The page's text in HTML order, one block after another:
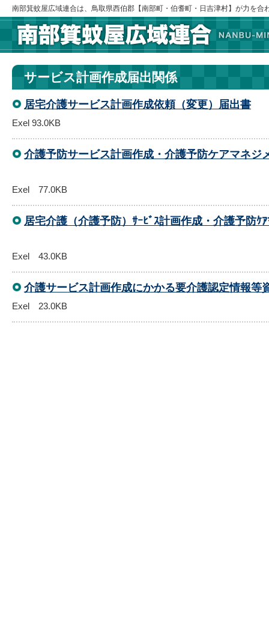
南部箕蚊屋広域連合は、鳥取県西伯郡【南部町・伯耆町・日吉津村】が力を合
サービス計画作成届出関係
居宅介護サービス計画作成依頼（変更）届出書
Exel 93.0KB
介護予防サービス計画作成・介護予防ケアマネジ
Exel 77.0KB
居宅介護（介護予防）ｻｰﾋﾞｽ計画作成・介護予防ｹ
Exel 43.0KB
介護サービス計画作成にかかる要介護認定情報等
Exel 23.0KB